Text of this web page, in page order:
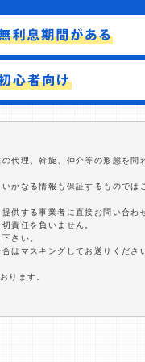
代理、斡旋、仲介等の形態を問
かなる情報も保証するものでは
供する事業者に直接お問い合わ
責任を負いません。
さい。
はマスキングしてお送りくださ
ります。